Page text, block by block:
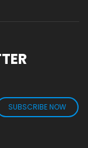
SUBSCRIBE NOW